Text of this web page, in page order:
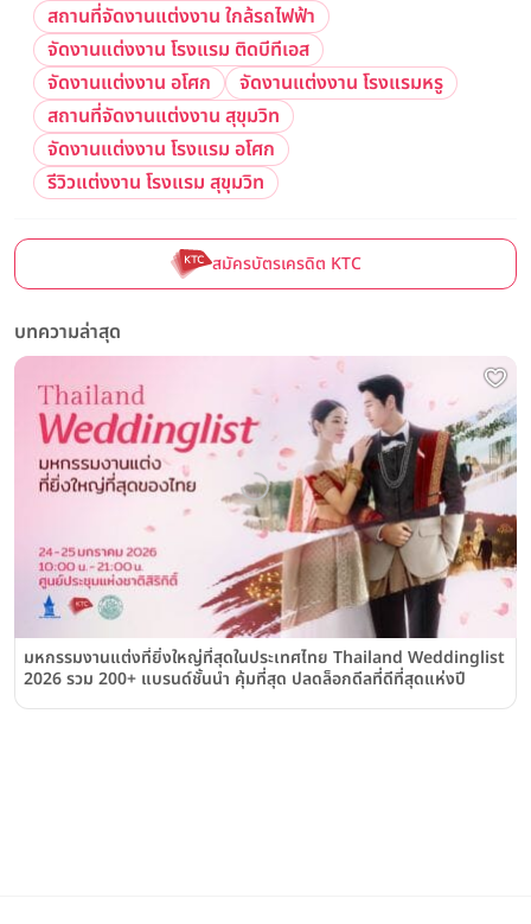
สถานที่จัดงานแต่งงาน ใกล้รถไฟฟ้า
จัดงานแต่งงาน โรงแรม ติดบีทีเอส
จัดงานแต่งงาน อโศก
จัดงานแต่งงาน โรงแรมหรู
สถานที่จัดงานแต่งงาน สุขุมวิท
จัดงานแต่งงาน โรงแรม อโศก
รีวิวแต่งงาน โรงแรม สุขุมวิท
สมัครบัตรเครดิต KTC
บทความล่าสุด
มหกรรมงานแต่งที่ยิ่งใหญ่ที่สุดในประเทศไทย Thailand Weddinglist
2026 รวม 200+ แบรนด์ชั้นนำ คุ้มที่สุด ปลดล็อกดีลที่ดีที่สุดแห่งปี